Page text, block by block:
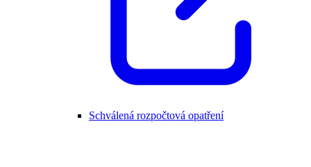
Schválená rozpočtová opatření